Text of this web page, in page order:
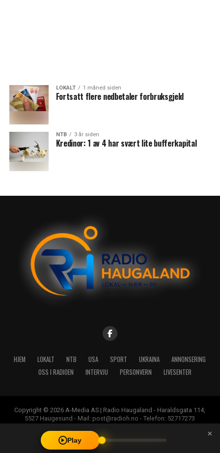
LOKALT 1 måned siden
Fortsatt flere nedbetaler forbruksgjeld
NTB 3 år siden
Kredinor: 1 av 4 har svært lite bufferkapital
HJEM LOKALT NTB USA SPORT UKRAINA
ANNONSERING
OSS I RADIOEN
INTERVJU PERSONVERN LIVESENTER
Copyright © 2026 A-Media AS | Radio Haugaland - Haraldsgata 114,
5527 Haugesund - Mail: post@radioh.no - Telefon: 52717273
Play
×